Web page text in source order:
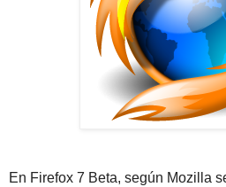
En Firefox 7 Beta, según Mozilla